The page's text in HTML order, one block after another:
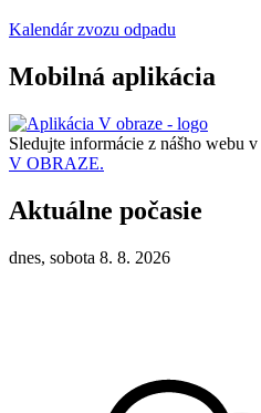
Kalendár zvozu odpadu
Mobilná aplikácia
Sledujte informácie z nášho webu v
V OBRAZE.
Aktuálne počasie
dnes, sobota 8. 8. 2026